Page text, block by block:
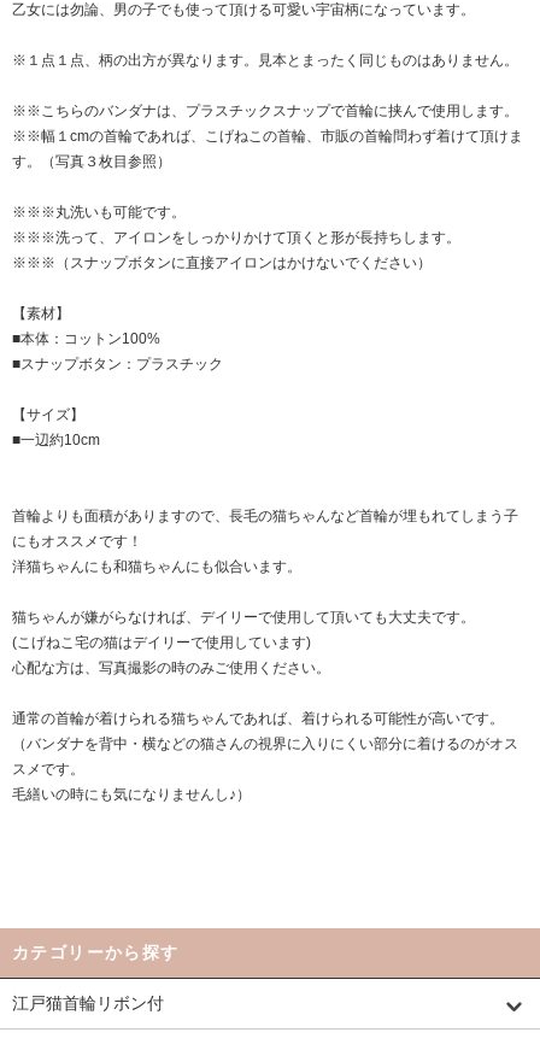
乙女には勿論、男の子でも使って頂ける可愛い宇宙柄になっています。
※１点１点、柄の出方が異なります。見本とまったく同じものはありません。
※※こちらのバンダナは、プラスチックスナップで首輪に挟んで使用します。
※※幅１cmの首輪であれば、こげねこの首輪、市販の首輪問わず着けて頂けま
す。（写真３枚目参照）
※※※丸洗いも可能です。
※※※洗って、アイロンをしっかりかけて頂くと形が長持ちします。
※※※（スナップボタンに直接アイロンはかけないでください）
【素材】
■本体：コットン100%
■スナップボタン：プラスチック
【サイズ】
■一辺約10cm
首輪よりも面積がありますので、長毛の猫ちゃんなど首輪が埋もれてしまう子
にもオススメです！
洋猫ちゃんにも和猫ちゃんにも似合います。
猫ちゃんが嫌がらなければ、デイリーで使用して頂いても大丈夫です。
(こげねこ宅の猫はデイリーで使用しています)
心配な方は、写真撮影の時のみご使用ください。
通常の首輪が着けられる猫ちゃんであれば、着けられる可能性が高いです。
（バンダナを背中・横などの猫さんの視界に入りにくい部分に着けるのがオス
スメです。
毛繕いの時にも気になりませんし♪）
カテゴリーから探す
江戸猫首輪リボン付